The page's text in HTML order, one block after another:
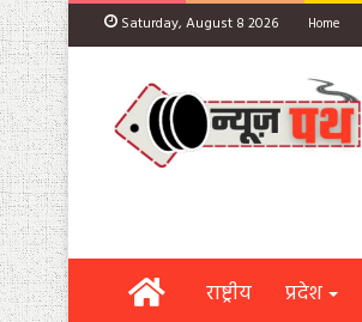
Saturday, August 8 2026 Home
Homeराष्ट्रीय प्रदेश